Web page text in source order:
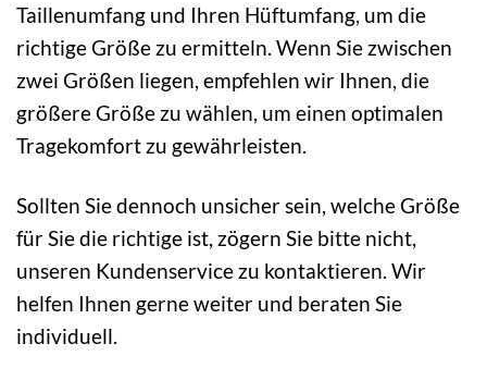
Taillenumfang und Ihren Hüftumfang, um die
richtige Größe zu ermitteln. Wenn Sie zwischen
zwei Größen liegen, empfehlen wir Ihnen, die
größere Größe zu wählen, um einen optimalen
Tragekomfort zu gewährleisten.
Sollten Sie dennoch unsicher sein, welche Größe
für Sie die richtige ist, zögern Sie bitte nicht,
unseren Kundenservice zu kontaktieren. Wir
helfen Ihnen gerne weiter und beraten Sie
individuell.